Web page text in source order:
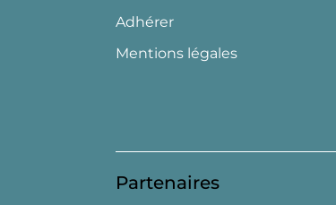
Adhérer
Mentions légales
Partenaires